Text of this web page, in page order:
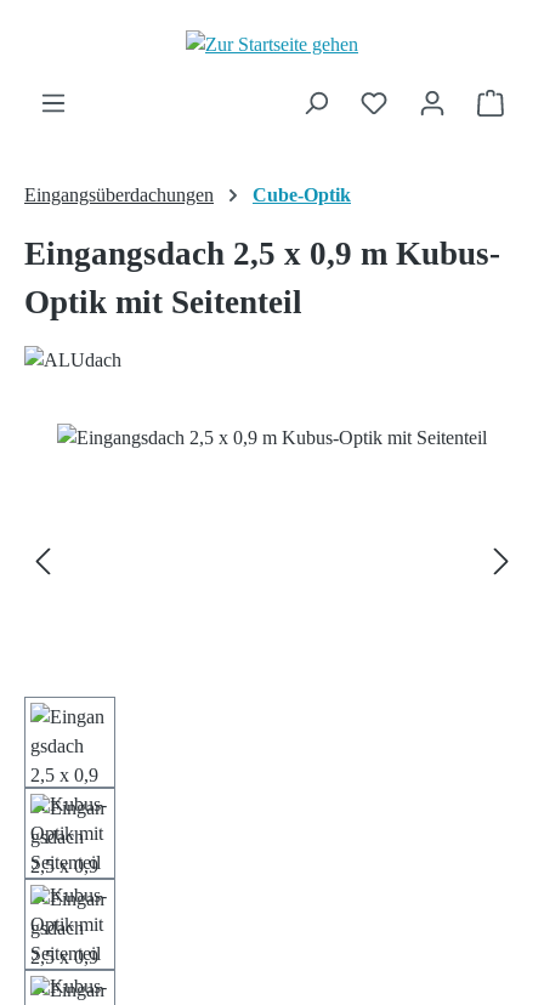
Zum Hauptinhalt springen
Eingangsüberdachungen Cube-Optik
Eingangsdach 2,5 x 0,9 m Kubus-
Optik mit Seitenteil
Bildergalerie überspringen